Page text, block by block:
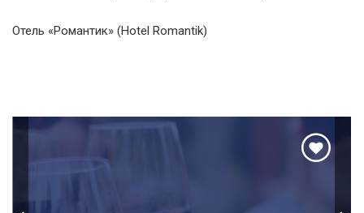
Отель «Романтик» (Hotel Romantik)